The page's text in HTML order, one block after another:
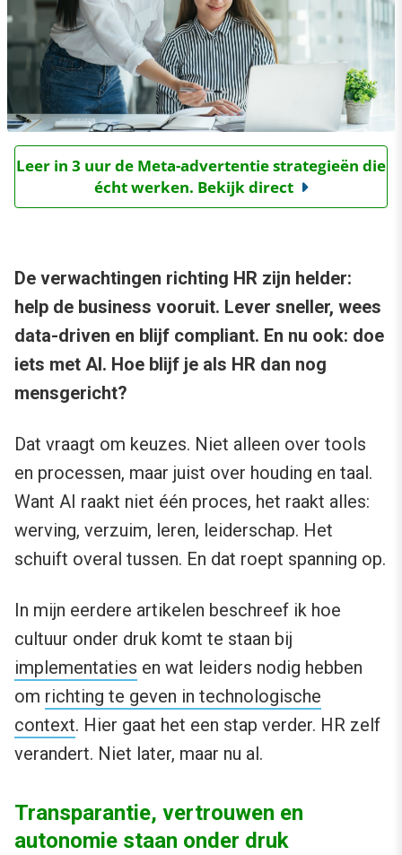
Leer in 3 uur de Meta-advertentie strategieën die
écht werken. Bekijk direct
De verwachtingen richting HR zijn helder:
help de business vooruit. Lever sneller, wees
data-driven en blijf compliant. En nu ook: doe
iets met AI. Hoe blijf je als HR dan nog
mensgericht?
Dat vraagt om keuzes. Niet alleen over tools
en processen, maar juist over houding en taal.
Want AI raakt niet één proces, het raakt alles:
werving, verzuim, leren, leiderschap. Het
schuift overal tussen. En dat roept spanning op.
In mijn eerdere artikelen beschreef ik hoe
cultuur onder druk komt te staan bij
implementaties en wat leiders nodig hebben
om richting te geven in technologische
context. Hier gaat het een stap verder. HR zelf
verandert. Niet later, maar nu al.
Transparantie, vertrouwen en
autonomie staan onder druk